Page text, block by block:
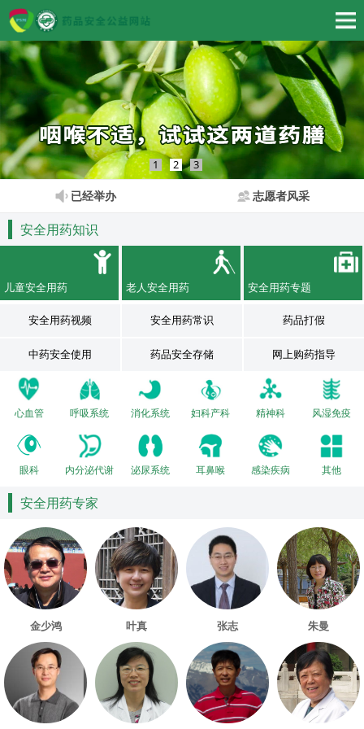
1 2 3
已经举办 志愿者风采
安全用药知识
儿童安全用药 老人安全用药 安全用药专题
安全用药视频 安全用药常识 药品打假
中药安全使用 药品安全存储 网上购药指导
心血管 呼吸系统 消化系统 妇科产科 精神科 风湿免疫
眼科 内分泌代谢 泌尿系统 耳鼻喉 感染疾病 其他
安全用药专家
金少鸿 叶真 张志 朱曼